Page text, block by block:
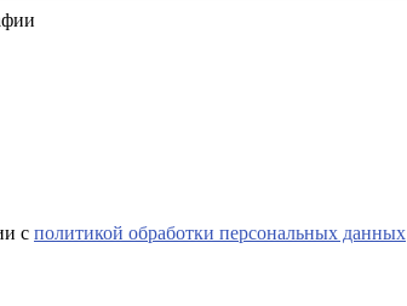
с политикой обработки персональных данных